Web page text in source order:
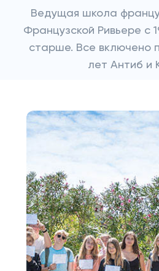
Ведущая школа
Французской Ривьере с
старше. Все включено
лет Антиб и